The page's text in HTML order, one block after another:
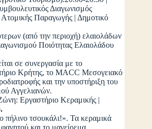
Διαγωνισμός
Παραγωγής | Δημοτικό
(από την περιοχή) ελαιολάδων
Ποιότητας Ελαιολάδου
σε συνεργασία με το
Κρήτης, το MACC Μεσογειακό
και την υποστήριξη του
Αγγελιανών.
Εργαστήριο Κεραμικής |
.
πήλινο τσουκάλι!». Τα κεραμικά
και το μαγείρεμα.